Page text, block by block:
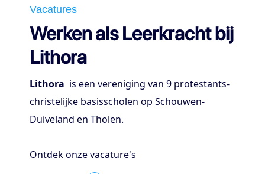
Vacatures
Werken als Leerkracht bij
Lithora
Lithora is een vereniging van 9 protestants-
christelijke basisscholen op Schouwen-
Duiveland en Tholen.
Ontdek onze vacature's